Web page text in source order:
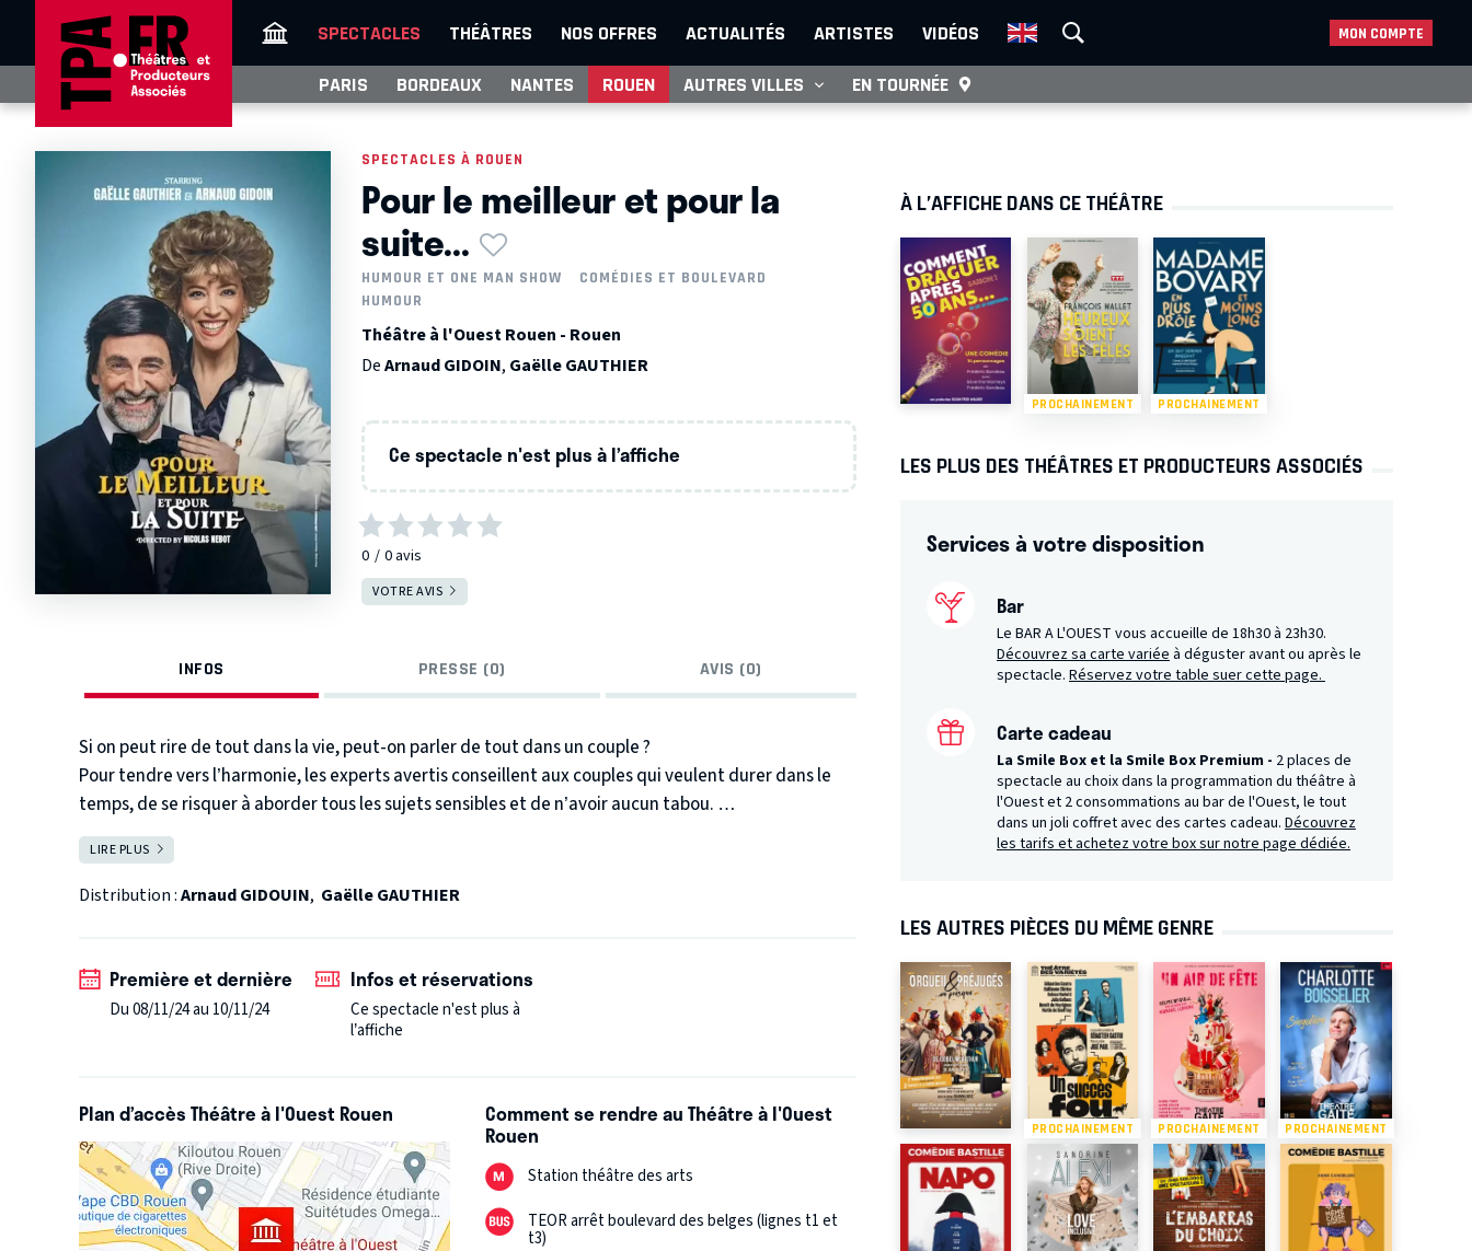
SPECTACLES THÉÂTRES NOS OFFRES ACTUALITÉS ARTISTES VIDÉOS MON COMPTE
PARIS BORDEAUX NANTES ROUEN AUTRES VILLES EN TOURNÉE
SPECTACLES À ROUEN
Pour le meilleur et pour la
suite...
HUMOUR ET ONE MAN SHOW
COMÉDIES ET BOULEVARD
HUMOUR
Théâtre à l'Ouest Rouen - Rouen
DeArnaud GIDOIN, Gaëlle GAUTHIER
Ce spectacle n'est plus à l’affiche
0 0avis
VOTRE AVIS
INFOS PRESSE (0) AVIS (0)
Si on peut rire de tout dans la vie, peut-on parler de tout dans un couple ?
Pour tendre vers l’harmonie, les experts avertis conseillent aux couples qui veulent durer dans le
temps, de se risquer à aborder tous les sujets sensibles et de n’avoir aucun tabou.
GaëlleetArnaud
tous les sujets qui fâchent.
Des ex à la sexualité, de l’éducation des enfants aux problèmes de prostate tout y passe !
Vous aurez la réponse en venant découvrir ce nouveau spectacle hilarant : « pour le meilleur et pour
la suite ! »
LIRE PLUS
Distribution :Arnaud GIDOUIN, Gaëlle GAUTHIER
Première et dernière
Du 08/11/24 au 10/11/24
Infos et réservations
Ce spectacle n'est plus à
l’affiche
Plan d’accès Théâtre à l'Ouest Rouen Comment se rendre au Théâtre à l'Ouest
Rouen
Station théâtre des arts
TEOR arrêt boulevard des belges (lignes t1 et
t3)
À L’AFFICHE DANS CE THÉÂTRE
PROCHAINEMENT PROCHAINEMENT
LES PLUS DES THÉÂTRES ET PRODUCTEURS ASSOCIÉS
Services à votre disposition
Bar
Le BAR A L'OUEST vous accueille de 18h30 à 23h30.
Découvrez sa carte variéeà déguster avant ou après le
spectacle. Réservez votre table suer cette page.
Carte cadeau
La Smile Box et la Smile Box Premium - 2 places de
spectacle au choix dans la programmation du théâtre à
l'Ouest et 2 consommations au bar de l'Ouest, le tout
dans un joli coffret avec des cartes cadeau. Découvrez
les tarifs et achetez votre box sur notre page dédiée.
LES AUTRES PIÈCES DU MÊME GENRE
PROCHAINEMENT PROCHAINEMENT PROCHAINEMENT